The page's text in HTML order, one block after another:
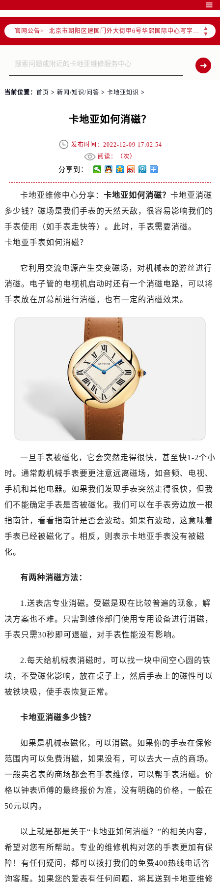

官网公告>
▲
▼
北京市东城区东长安街1号东方广场写字楼W3座6层602室（需提前预约）
北京市朝阳区建国门外大街甲6号华熙国际中心写字楼D座11层1102室（需提前预约）
北京市朝阳区建国门外大街甲6号华熙国际中心D座11层1102室售后服务中心（需提前预约）
北京市东城区东长安街1号王府井东方广场W3座6层602室售后服务中心（需提前预约）
当前位置： 首页 > 新闻/知识/问答 > 卡地亚知识 >
卡地亚如何消磁？
发布时间：2022-12-09 17:02:54
阅读：（次）
分享到：
卡地亚维修中心分享： 卡地亚如何消磁？ 卡地亚消磁
多少钱？磁场是我们手表的天然天敌，很容易影响我们的
手表使用（如手表走快等）。此时，手表需要消磁。
卡地亚手表如何消磁？
它利用交流电源产生交变磁场，对机械表的游丝进行
消磁。电子管的电视机启动时还有一个消磁电路，可以将
手表放在屏幕前进行消磁，也有一定的消磁效果。
一旦手表被磁化，它会突然走得很快，甚至快1-2个小
时。通常戴机械手表要更注意远离磁场，如音频、电视、
手机和其他电器。如果我们发现手表突然走得很快，但我
们不能确定手表是否被磁化。我们可以在手表旁边放一根
指南针，看看指南针是否会波动。如果有波动，这意味着
手表已经被磁化了。相反，则表示卡地亚手表没有被磁
化。
有两种消磁方法：
1.送表店专业消磁。受磁是现在比较普遍的现象，解
决方案也不难。只需到维修部门使用专用设备进行消磁，
手表只需30秒即可退磁，对手表性能没有影响。
2.每天给机械表消磁时，可以找一块中间空心圆的铁
块，不受磁化影响，放在桌子上，然后手表上的磁性可以
被铁块吸，使手表恢复正常。
卡地亚消磁多少钱？
如果是机械表磁化，可以消磁。如果你的手表在保修
范围内可以免费消磁，如果没有，可以去大一点的商场。
一般卖名表的商场都会有手表维修，可以帮手表消磁。价
格以钟表师傅的最终报价为准，没有明确的价格，一般在
50元以内。
以上就是都是关于“卡地亚如何消磁？”的相关内容，
希望对您有所帮助。专业的维修机构对您的手表更加有保
障！有任何疑问，都可以拨打我们的免费400热线电话咨
询客服。如果您的爱表有任何问题，将其送到卡地亚维修